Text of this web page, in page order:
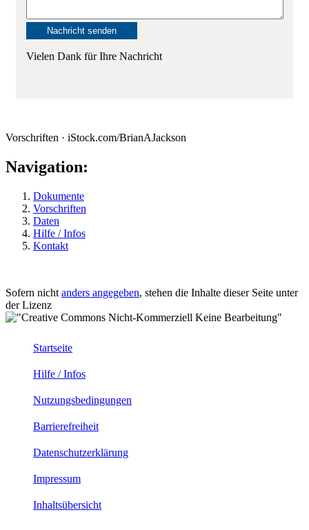
Vielen Dank für Ihre Nachricht
Vorschriften · iStock.com/BrianAJackson
Navigation:
Dokumente
Vorschriften
Daten
Hilfe / Infos
Kontakt
Sofern nicht anders angegeben, stehen die Inhalte dieser Seite unter
der Lizenz
Startseite
Hilfe / Infos
Nutzungsbedingungen
Barrierefreiheit
Datenschutzerklärung
Impressum
Inhaltsübersicht